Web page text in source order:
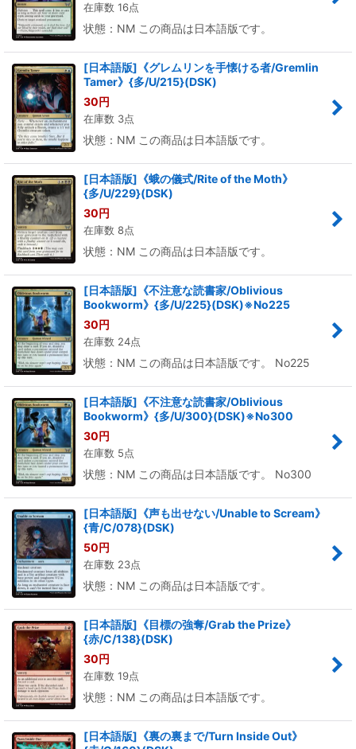
在庫数 16点
状態：NM この商品は日本語版です。
[日本語版]《グレムリンを手懐ける者/Gremlin
Tamer》{多/U/215}(DSK)
30円
在庫数 3点
状態：NM この商品は日本語版です。
[日本語版]《蛾の儀式/Rite of the Moth》
{多/U/229}(DSK)
30円
在庫数 8点
状態：NM この商品は日本語版です。
[日本語版]《不注意な読書家/Oblivious
Bookworm》{多/U/225}(DSK)※No225
30円
在庫数 24点
状態：NM この商品は日本語版です。 No225
[日本語版]《不注意な読書家/Oblivious
Bookworm》{多/U/300}(DSK)※No300
30円
在庫数 5点
状態：NM この商品は日本語版です。 No300
[日本語版]《声も出せない/Unable to Scream》
{青/C/078}(DSK)
50円
在庫数 23点
状態：NM この商品は日本語版です。
[日本語版]《目標の強奪/Grab the Prize》
{赤/C/138}(DSK)
30円
在庫数 19点
状態：NM この商品は日本語版です。
[日本語版]《裏の裏まで/Turn Inside Out》